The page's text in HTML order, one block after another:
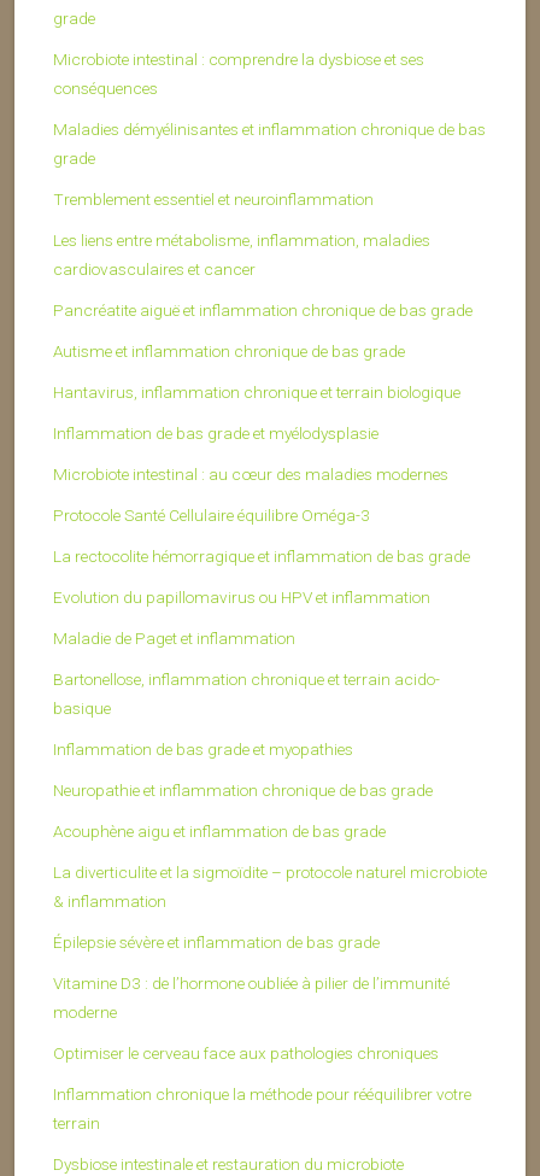
grade
Microbiote intestinal : comprendre la dysbiose et ses
conséquences
Maladies démyélinisantes et inflammation chronique de bas
grade
Tremblement essentiel et neuroinflammation
Les liens entre métabolisme, inflammation, maladies
cardiovasculaires et cancer
Pancréatite aiguë et inflammation chronique de bas grade
Autisme et inflammation chronique de bas grade
Hantavirus, inflammation chronique et terrain biologique
Inflammation de bas grade et myélodysplasie
Microbiote intestinal : au cœur des maladies modernes
Protocole Santé Cellulaire équilibre Oméga-3
La rectocolite hémorragique et inflammation de bas grade
Evolution du papillomavirus ou HPV et inflammation
Maladie de Paget et inflammation
Bartonellose, inflammation chronique et terrain acido-
basique
Inflammation de bas grade et myopathies
Neuropathie et inflammation chronique de bas grade
Acouphène aigu et inflammation de bas grade
La diverticulite et la sigmoïdite – protocole naturel microbiote
& inflammation
Épilepsie sévère et inflammation de bas grade
Vitamine D3 : de l’hormone oubliée à pilier de l’immunité
moderne
Optimiser le cerveau face aux pathologies chroniques
Inflammation chronique la méthode pour rééquilibrer votre
terrain
Dysbiose intestinale et restauration du microbiote